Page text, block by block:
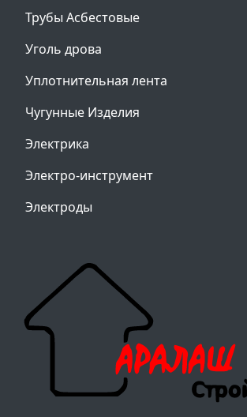
Трубы Асбестовые
Уголь дрова
Уплотнительная лента
Чугунные Изделия
Электрика
Электро-инструмент
Электроды